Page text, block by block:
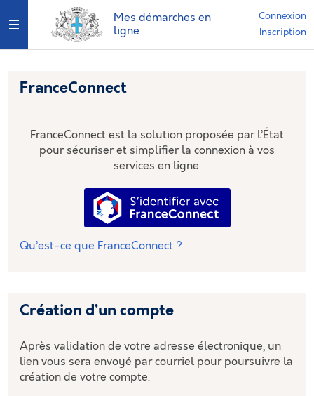
Mes démarches en
ligne
Connexion
Inscription
Ouvrir le menu
FranceConnect
FranceConnect est la solution proposée par l’État
pour sécuriser et simplifier la connexion à vos
services en ligne.
S’identifier avec
Qu’est-ce que FranceConnect ?
Création d’un compte
Après validation de votre adresse électronique, un
lien vous sera envoyé par courriel pour poursuivre la
création de votre compte.